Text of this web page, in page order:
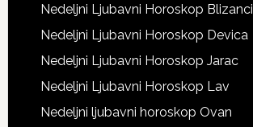
Nedeljni Ljubavni Horoskop Blizanci
Nedeljni Ljubavni Horoskop Devica
Nedeljni Ljubavni Horoskop Jarac
Nedeljni Ljubavni Horoskop Lav
Nedeljni ljubavni horoskop Ovan